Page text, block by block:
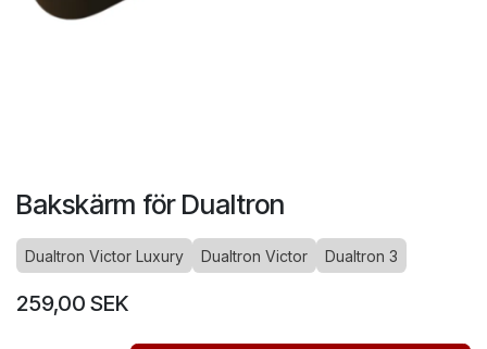
Bakskärm för Dualtron
Dualtron Victor Luxury Dualtron Victor Dualtron 3
259,00 SEK